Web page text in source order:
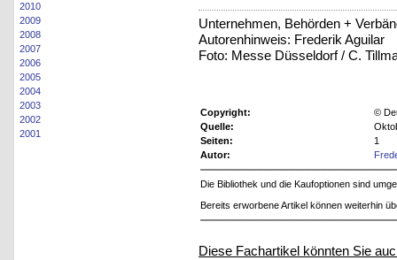
2010
2009
2008
2007
2006
2005
2004
2003
2002
2001
Unternehmen, Behörden +
Autorenhinweis: Frederik Aguilar
Foto: Messe Düsseldorf / C.
Copyright:
©
Quelle:
Seiten:
1
Autor:
Die Bibliothek und die Kaufoptionen sind
Bereits erworbene Artikel können weiterhin
Diese Fachartikel könnten Sie